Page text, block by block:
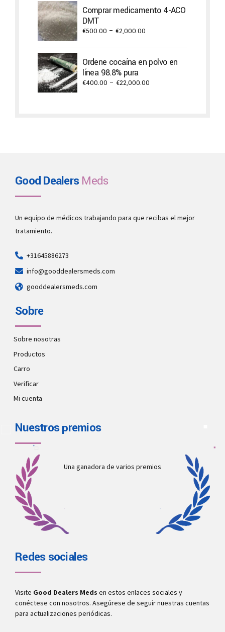
through
€2,000.00
Comprar medicamento 4-ACO
DMT
€500.00 – €2,000.00
through
Ordene cocaína en polvo en
línea 98.8% pura
€400.00 – €22,000.00
Good DealersMeds
Un equipo de médicos trabajando para que recibas el mejor
tratamiento.
+31645886273
info@gooddealersmeds.com
gooddealersmeds.com
Sobre
Sobre nosotras
Productos
Carro
Verificar
Mi cuenta
Nuestros premios
Una ganadora de varios premios
Redes sociales
Visite Good Dealers Meds en estos enlaces sociales y
conéctese con nosotros. Asegúrese de seguir nuestras cuentas
para actualizaciones periódicas.